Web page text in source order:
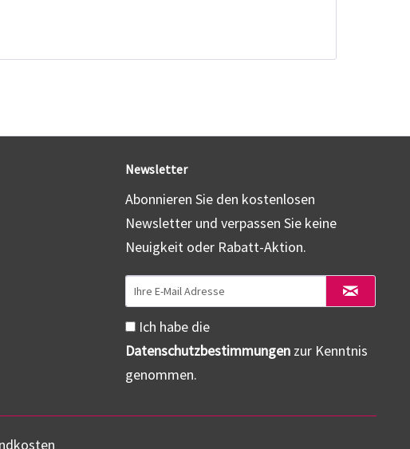
Newsletter
Abonnieren Sie den kostenlosen
Newsletter und verpassen Sie keine
Neuigkeit oder Rabatt-Aktion.
Ich habe die
Datenschutzbestimmungen zur Kenntnis
genommen.